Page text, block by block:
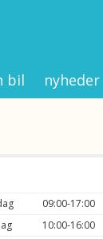
bil nyheder
09:00-17:00
10:00-16:00